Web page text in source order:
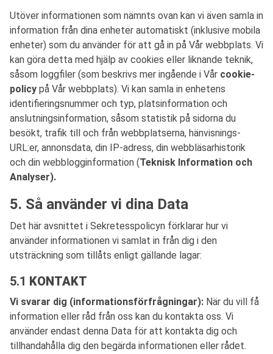
Utöver informationen som nämnts ovan kan vi även samla in
information från dina enheter automatiskt (inklusive mobila
enheter) som du använder för att gå in på Vår webbplats. Vi
kan göra detta med hjälp av cookies eller liknande teknik,
såsom loggfiler (som beskrivs mer ingående i Vår cookie-
policy på Vår webbplats). Vi kan samla in enhetens
identifieringsnummer och typ, platsinformation och
anslutningsinformation, såsom statistik på sidorna du
besökt, trafik till och från webbplatserna, hänvisnings-
URL:er, annonsdata, din IP-adress, din webbläsarhistorik
och din webblogginformation (Teknisk Information och
Analyser).
5. Så använder vi dina Data
Det här avsnittet i Sekretesspolicyn förklarar hur vi
använder informationen vi samlat in från dig i den
utsträckning som tillåts enligt gällande lagar:
5.1 KONTAKT
Vi svarar dig (informationsförfrågningar): När du vill få
information eller råd från oss kan du kontakta oss. Vi
använder endast denna Data för att kontakta dig och
tillhandahålla dig den begärda informationen eller rådet.